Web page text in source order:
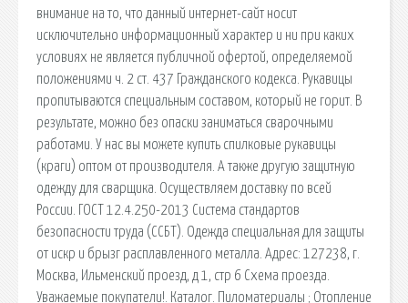
внимание на то, что данный интернет-сайт носит
исключительно информационный характер и ни при каких
условиях не является публичной офертой, определяемой
положениями ч. 2 ст. 437 Гражданского кодекса. Рукавицы
пропитываются специальным составом, который не горит. В
результате, можно без опаски заниматься сварочными
работами. У нас вы можете купить спилковые рукавицы
(краги) оптом от производителя. А также другую защитную
одежду для сварщика. Осуществляем доставку по всей
России. ГОСТ 12.4.250-2013 Система стандартов
безопасности труда (ССБТ). Одежда специальная для защиты
от искр и брызг расплавленного металла. Адрес: 127238, г.
Москва, Ильменский проезд, д 1, стр 6 Схема проезда.
Уважаемые покупатели!. Каталог. Пиломатериалы ; Отопление